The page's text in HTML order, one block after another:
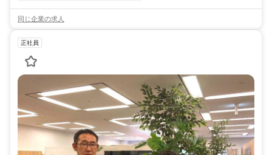
同じ企業の求人
正社員